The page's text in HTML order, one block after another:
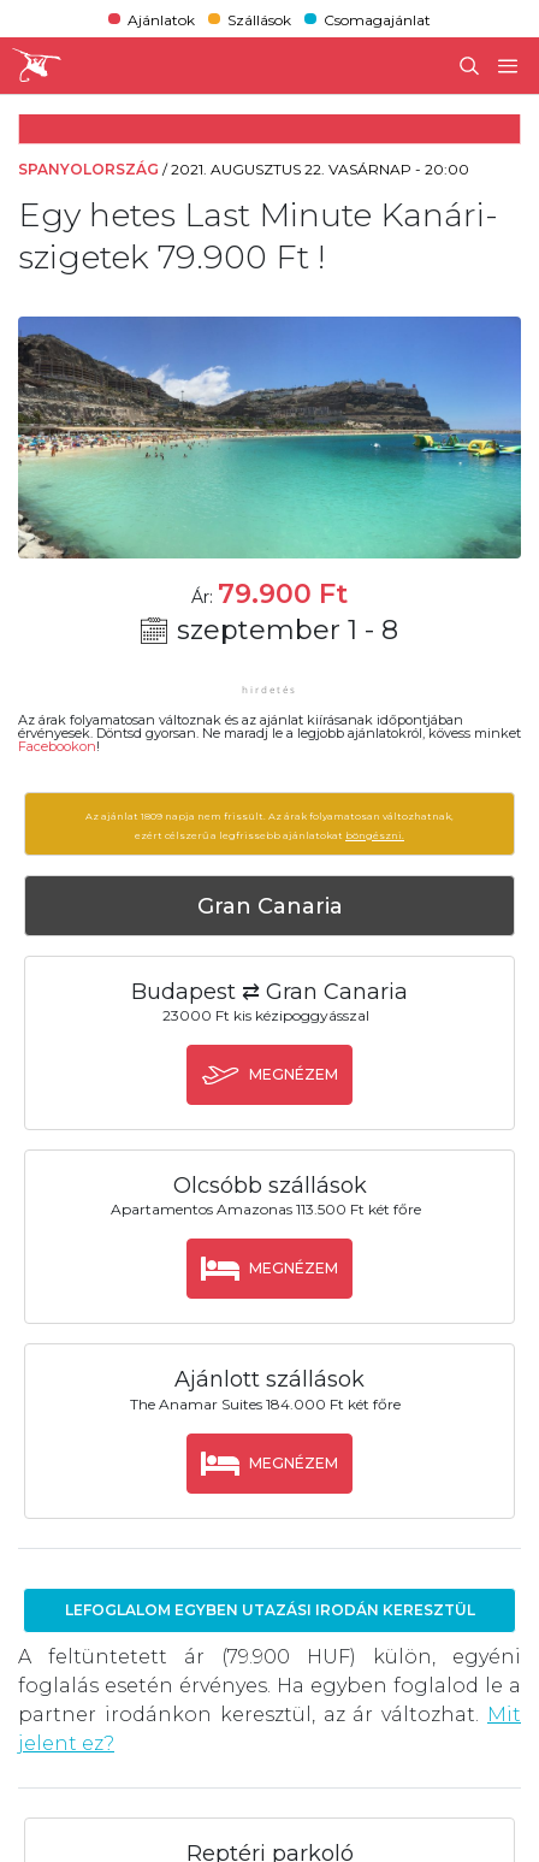
Ajánlatok Szállások Csomagajánlat
SPANYOLORSZÁG /2021. AUGUSZTUS 22. VASÁRNAP - 20:00
Egy hetes Last Minute Kanári-
szigetek 79.900 Ft !
Ár: 79.900 Ft
szeptember 1 - 8
Az árak folyamatosan változnak és az ajánlat kiírásanak időpontjában
érvényesek. Döntsd gyorsan. Ne maradj le a legjobb ajánlatokról, kövess minket
Facebookon!
Az ajánlat 1809 napja nem frissült. Az árak folyamatosan változhatnak,
ezért célszerű a legfrissebb ajánlatokat böngészni.
Gran Canaria
Budapest ⇄ Gran Canaria
23000 Ft kis kézipoggyásszal
MEGNÉZEM
Olcsóbb szállások
Apartamentos Amazonas 113.500 Ft két főre
MEGNÉZEM
Ajánlott szállások
The Anamar Suites 184.000 Ft két főre
MEGNÉZEM
LEFOGLALOM EGYBEN UTAZÁSI IRODÁN KERESZTÜL
A feltüntetett ár (79.900 HUF) külön, egyéni
foglalás esetén érvényes. Ha egyben foglalod le a
partner irodánkon keresztül, az ár változhat.
Mit
jelent ez?
Reptéri parkoló